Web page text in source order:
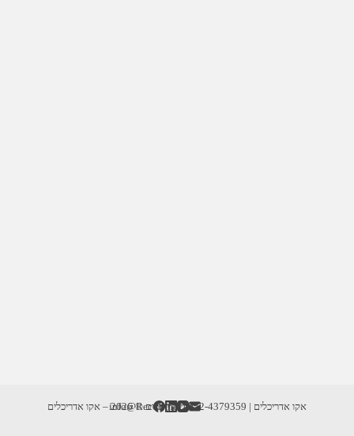
אקו אדריכלים | info@RecoD.net | 052-4379359 זכויות יוצרים © 2026 – אקו אדריכלים